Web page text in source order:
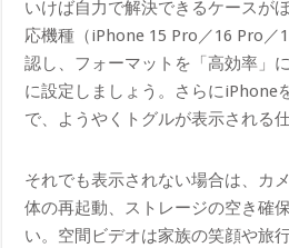
いけば自力で解決できるケースが
応機種（iPhone 15 Pro／16 Pro／
認し、フォーマットを「高効率」
に設定しましょう。さらにiPhone
で、ようやくトグルが表示される
それでも表示されない場合は、カ
体の再起動、ストレージの空き確
い。空間ビデオは家族の笑顔や旅